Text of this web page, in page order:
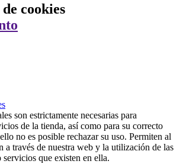
cookies
son estrictamente necesarias para
de la tienda, así como para su correcto
no es posible rechazar su uso. Permiten al
a través de nuestra web y la utilización de las
que existen en ella.